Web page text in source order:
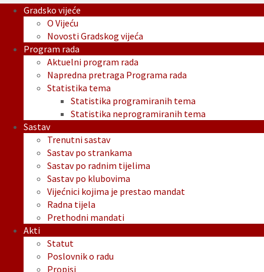
Gradsko vijeće
O Vijeću
Novosti Gradskog vijeća
Program rada
Aktuelni program rada
Napredna pretraga Programa rada
Statistika tema
Statistika programiranih tema
Statistika neprogramiranih tema
Sastav
Trenutni sastav
Sastav po strankama
Sastav po radnim tijelima
Sastav po klubovima
Vijećnici kojima je prestao mandat
Radna tijela
Prethodni mandati
Akti
Statut
Poslovnik o radu
Propisi